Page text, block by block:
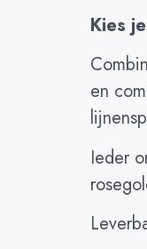
Kies
en
Ieder